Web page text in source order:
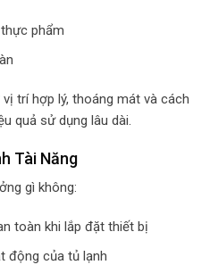
phẩm
trí hợp lý, thoáng mát và cách
quả sử dụng lâu dài.
Tài Năng
gì không:
toàn khi lắp đặt thiết bị
động của tủ lạnh